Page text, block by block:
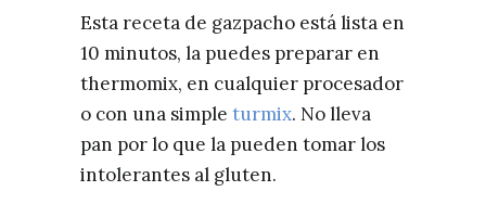
Esta receta de gazpacho está lista en
10 minutos, la puedes preparar en
thermomix, en cualquier procesador
o con una simple turmix. No lleva
pan por lo que la pueden tomar los
intolerantes al gluten.